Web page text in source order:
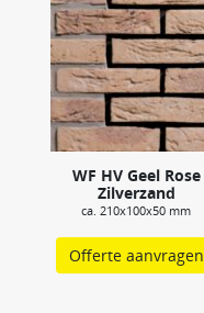
WF HV Geel Rose
Zilverzand
ca. 210x100x50 mm
Offerte aanvragen